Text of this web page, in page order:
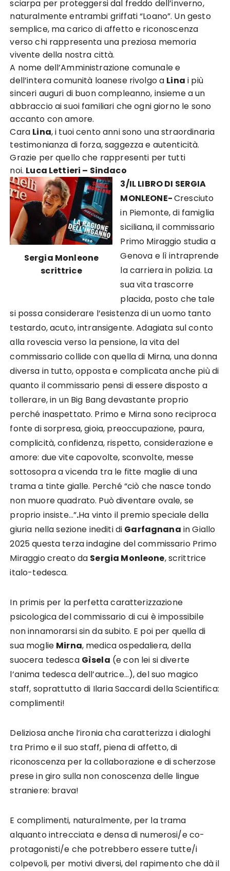
sciarpa per proteggersi dal freddo dell’inverno,
naturalmente entrambi griffati “Loano”. Un gesto
semplice, ma carico di affetto e riconoscenza
verso chi rappresenta una preziosa memoria
vivente della nostra città.
A nome dell’Amministrazione comunale e
dell’intera comunità loanese rivolgo a Lina i più
sinceri auguri di buon compleanno, insieme a un
abbraccio ai suoi familiari che ogni giorno le sono
accanto con amore.
Cara Lina, i tuoi cento anni sono una straordinaria
testimonianza di forza, saggezza e autenticità.
Grazie per quello che rappresenti per tutti
noi. Luca Lettieri – Sindaco
Sergia Monleone
scrittrice
3/IL LIBRO DI SERGIA
MONLEONE-Cresciuto
in Piemonte, di famiglia
siciliana, il commissario
Primo Miraggio studia a
Genova e lì intraprende
la carriera in polizia. La
sua vita trascorre
placida, posto che tale
si possa considerare l’esistenza di un uomo tanto
testardo, acuto, intransigente. Adagiata sul conto
alla rovescia verso la pensione, la vita del
commissario collide con quella di Mirna, una donna
diversa in tutto, opposta e complicata anche più di
quanto il commissario pensi di essere disposto a
tollerare, in un Big Bang devastante proprio
perché inaspettato. Primo e Mirna sono reciproca
fonte di sorpresa, gioia, preoccupazione, paura,
complicità, confidenza, rispetto, considerazione e
amore: due vite capovolte, sconvolte, messe
sottosopra a vicenda tra le fitte maglie di una
trama a tinte gialle. Perché “ciò che nasce tondo
non muore quadrato. Può diventare ovale, se
proprio insiste…”.Ha vinto il premio speciale della
giuria nella sezione inediti di Garfagnana in Giallo
2025 questa terza indagine del commissario Primo
Miraggio creato da Sergia Monleone, scrittrice
italo-tedesca.
In primis per la perfetta caratterizzazione
psicologica del commissario di cui è impossibile
non innamorarsi sin da subito. E poi per quella di
sua moglie Mirna, medica ospedaliera, della
suocera tedesca Gìsela (e con lei si diverte
l’anima tedesca dell’autrice…), del suo magico
staff, soprattutto di Ilaria Saccardi della Scientifica:
complimenti!
Deliziosa anche l’ironia cha caratterizza i dialoghi
tra Primo e il suo staff, piena di affetto, di
riconoscenza per la collaborazione e di scherzose
prese in giro sulla non conoscenza delle lingue
straniere: brava!
E complimenti, naturalmente, per la trama
alquanto intrecciata e densa di numerosi/e co-
protagonisti/e che potrebbero essere tutte/i
colpevoli, per motivi diversi, del rapimento che dà il